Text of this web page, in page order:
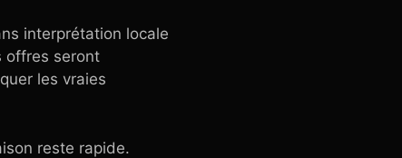
interprétation locale
offres seront
les vraies
reste rapide.